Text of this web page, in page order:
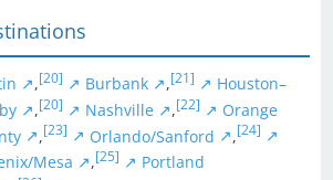
,[20] Burbank ,[21]
Houston–
,[20] Nashville ,[22]
Orange
,[23] Orlando/Sanford ,[24]
Mesa ,[25]
Portland